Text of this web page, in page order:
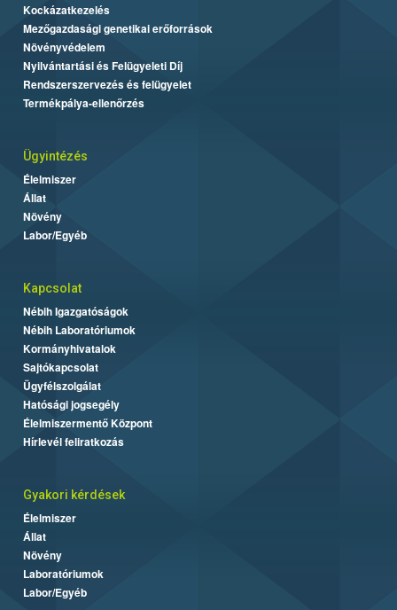
Kockázatkezelés
Mezőgazdasági genetikai erőforrások
Növényvédelem
Nyilvántartási és Felügyeleti Díj
Rendszerszervezés és felügyelet
Termékpálya-ellenőrzés
Ügyintézés
Élelmiszer
Állat
Növény
Labor/Egyéb
Kapcsolat
Nébih Igazgatóságok
Nébih Laboratóriumok
Kormányhivatalok
Sajtókapcsolat
Ügyfélszolgálat
Hatósági jogsegély
Élelmiszermentő Központ
Hírlevél feliratkozás
Gyakori kérdések
Élelmiszer
Állat
Növény
Laboratóriumok
Labor/Egyéb